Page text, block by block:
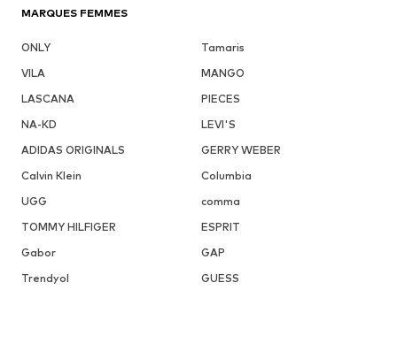
MARQUES FEMMES
ONLY
Tamaris
VILA
MANGO
LASCANA
PIECES
NA-KD
LEVI'S
ADIDAS ORIGINALS
GERRY WEBER
Calvin Klein
Columbia
UGG
comma
TOMMY HILFIGER
ESPRIT
Gabor
GAP
Trendyol
GUESS